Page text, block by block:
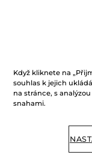
VYBRAT
(4)
Když kliknete na
souhlas k jejich
na stránce, s
snahami.